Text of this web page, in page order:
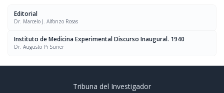
Editorial
Dr. Marcelo J. Alfonzo Rosas
Instituto de Medicina Experimental Discurso Inaugural. 1940
Dr. Augusto Pi Suñer
Tribuna del Investigador